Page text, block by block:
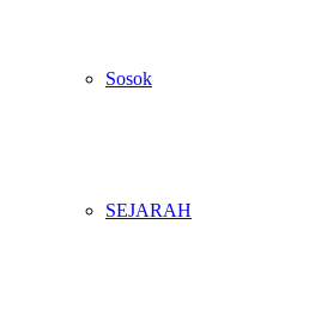
Sosok
SEJARAH